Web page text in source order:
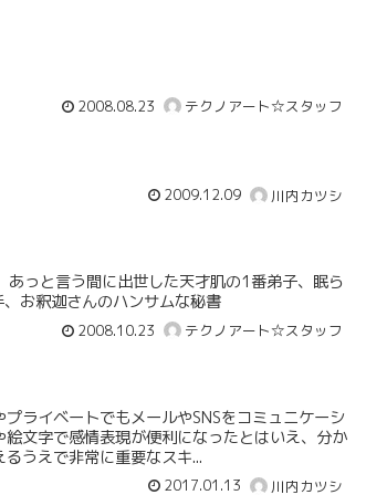
2008.08.23 テクノアート☆スタッフ
2009.12.09 川内カツシ
っと言う間に出世した天才肌の1番弟子、眠ら
お釈迦さんのハンサムな秘書
2008.10.23 テクノアート☆スタッフ
ライベートでもメールやSNSをコミュニケーシ
文字で感情表現が便利になったとはいえ、分か
うえで非常に重要なスキ...
2017.01.13 川内カツシ